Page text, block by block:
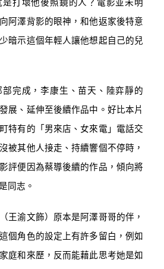
打壞他後照鏡的人？電影並未明
阿澤背影的眼神，和他返家後特意
暗示這個年輕人讓他想起自己的兒
完成，李康生、苗天、陸弈靜的
展、延伸至後續作品中。好比本片
特有的「男來店、女來電」電話交
被其他人接走、持續響個不停時，
評便因為蔡導後續的作品，傾向將
同志。
王渝文飾）原本是阿澤哥哥的伴，
個角色的設定上有許多留白，例如
庭和來歷，反而能藉此思考她是如